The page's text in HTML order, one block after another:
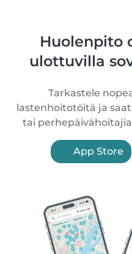
Huolenpito
ulottuvilla
Tarkastele
lastenhoitotöitä ja
tai
App Store